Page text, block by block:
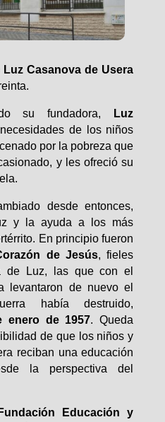
Casanova de Usera
su fundadora,
Luz
de los niños
por la pobreza que
y les ofreció su
desde entonces,
y la ayuda a los más
En principio fueron
de Jesús, fieles
de Luz, las que con el
levantaron de nuevo el
había destruido,
enero de 1957. Queda
de que los niños y
reciban una educación
la perspectiva del
Fundación Educación y